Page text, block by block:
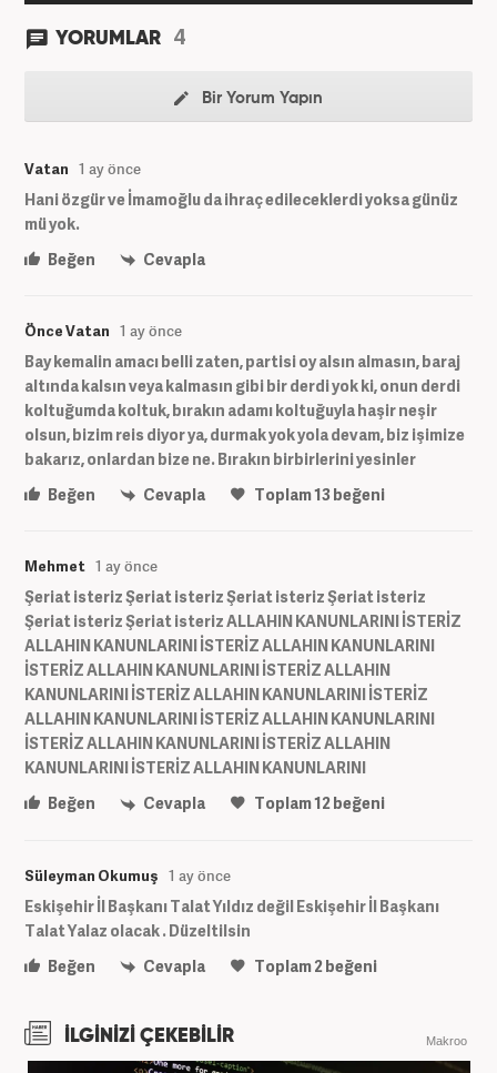
YORUMLAR 4
Bir Yorum Yapın
Vatan 1 ay önce
Hani özgür ve İmamoğlu da ihraç edileceklerdi yoksa günüz
mü yok.
Beğen
Cevapla
Önce Vatan 1 ay önce
Bay kemalin amacı belli zaten, partisi oy alsın almasın, baraj
altında kalsın veya kalmasın gibi bir derdi yok ki, onun derdi
koltuğumda koltuk, bırakın adamı koltuğuyla haşir neşir
olsun, bizim reis diyor ya, durmak yok yola devam, biz işimize
bakarız, onlardan bize ne. Bırakın birbirlerini yesinler
Beğen
Cevapla Toplam13beğeni
Mehmet 1 ay önce
Şeriat isteriz Şeriat isteriz Şeriat isteriz Şeriat isteriz
Şeriat isteriz Şeriat isteriz ALLAHIN KANUNLARINI İSTERİZ
ALLAHIN KANUNLARINI İSTERİZ ALLAHIN KANUNLARINI
İSTERİZ ALLAHIN KANUNLARINI İSTERİZ ALLAHIN
KANUNLARINI İSTERİZ ALLAHIN KANUNLARINI İSTERİZ
ALLAHIN KANUNLARINI İSTERİZ ALLAHIN KANUNLARINI
İSTERİZ ALLAHIN KANUNLARINI İSTERİZ ALLAHIN
KANUNLARINI İSTERİZ ALLAHIN KANUNLARINI
Beğen
Cevapla Toplam12beğeni
Süleyman Okumuş 1 ay önce
Eskişehir İl Başkanı Talat Yıldız değil Eskişehir İl Başkanı
Talat Yalaz olacak . Düzeltilsin
Beğen
Cevapla Toplam2 beğeni
İLGİNİZİ ÇEKEBİLİR Makroo